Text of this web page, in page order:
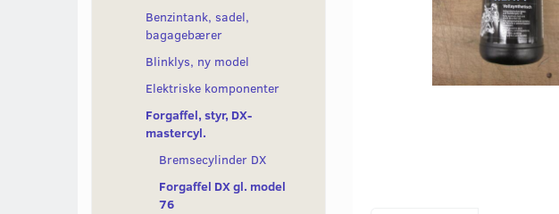
Benzintank, sadel,
bagagebærer
Blinklys, ny model
Elektriske komponenter
Forgaffel, styr, DX-
mastercyl.
Bremsecylinder DX
Forgaffel DX gl. model
76